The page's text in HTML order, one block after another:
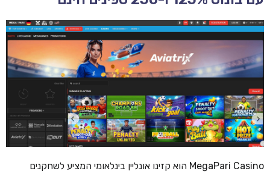
MegaPari Casino הוא קזינו אונליין בינלאומי המציע לשחקנים